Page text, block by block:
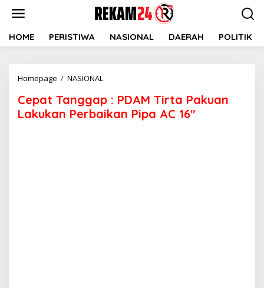
HOME PERISTIWA NASIONAL DAERAH POLITIK
Homepage / NASIONAL
:
PDAM
Cepat Tanggap : PDAM Tirta Pakuan
Lakukan Perbaikan Pipa AC 16″